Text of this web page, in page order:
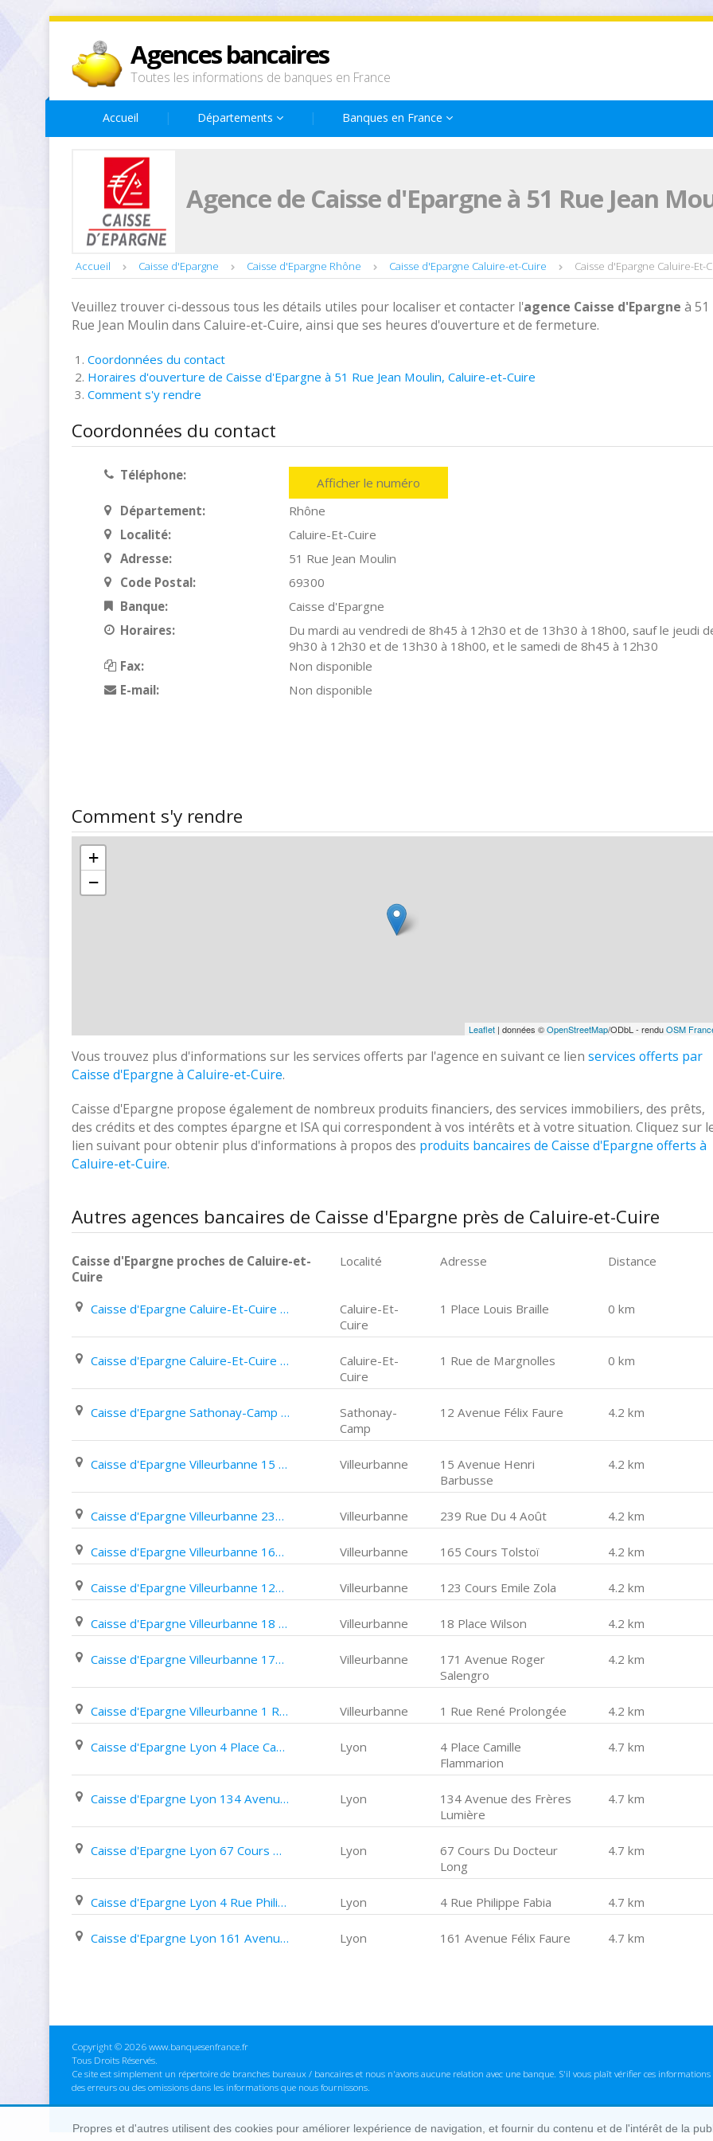
Agences bancaires
Toutes les informations de banques en France
Accueil Départements Banques en France
Agence de Caisse d'Epargne à 51 Rue Jean
Accueil Caisse d'Epargne Caisse d'Epargne Rhône Caisse d'Epargne Caluire-et-Cuire Caisse d'Epargne Caluire-Et-
Veuillez trouver ci-dessous tous les détails utiles pour localiser et contacter l'agence Caisse d'Epargne à 51
Rue Jean Moulin dans Caluire-et-Cuire, ainsi que ses heures d'ouverture et de fermeture.
Coordonnées du contact
Horaires d'ouverture de Caisse d'Epargne à 51 Rue Jean Moulin, Caluire-et-Cuire
Comment s'y rendre
Coordonnées du contact
Téléphone:
Afficher le numéro
Département:
Rhône
Localité:
Caluire-Et-Cuire
Adresse:
51 Rue Jean Moulin
Code Postal:
69300
Banque:
Caisse d'Epargne
Horaires:
Du mardi au vendredi de 8h45 à 12h30 et de 13h30 à 18h00, sauf le jeudi
9h30 à 12h30 et de 13h30 à 18h00, et le samedi de 8h45 à 12h30
Fax:
Non disponible
E-mail:
Non disponible
Comment s'y rendre
+
−
Leaflet| données ©OpenStreetMap/ODbL - renduOSM
Vous trouvez plus d'informations sur les services offerts par l'agence en suivant ce lien services offerts par
Caisse d'Epargne à Caluire-et-Cuire.
Caisse d'Epargne propose également de nombreux produits financiers, des services immobiliers, des prêts,
des crédits et des comptes épargne et ISA qui correspondent à vos intérêts et à votre situation. Cliquez sur
lien suivant pour obtenir plus d'informations à propos des produits bancaires de Caisse d'Epargne offerts à
Caluire-et-Cuire.
Autres agences bancaires de Caisse d'Epargne près de Caluire-et-Cuire
Caisse d'Epargne proches de Caluire-et-
Cuire
Localité Adresse Distance
Caisse d'Epargne Caluire-Et-Cuire 1 Place Louis Braille
Caluire-Et-
Cuire
1 Place Louis Braille 0 km
Caisse d'Epargne Caluire-Et-Cuire 1 Rue de Margnolles
Caluire-Et-
Cuire
1 Rue de Margnolles 0 km
Caisse d'Epargne Sathonay-Camp 12 Avenue Félix Faure
Sathonay-
Camp
12 Avenue Félix Faure 4.2 km
Caisse d'Epargne Villeurbanne 15 Avenue Henri Barbusse Villeurbanne
15 Avenue Henri
Barbusse
4.2 km
Caisse d'Epargne Villeurbanne 239 Rue Du 4 Août Villeurbanne 239 Rue Du 4 Août 4.2 km
Caisse d'Epargne Villeurbanne 165 Cours Tolstoï Villeurbanne 165 Cours Tolstoï 4.2 km
Caisse d'Epargne Villeurbanne 123 Cours Emile Zola Villeurbanne 123 Cours Emile Zola 4.2 km
Caisse d'Epargne Villeurbanne 18 Place Wilson Villeurbanne 18 Place Wilson 4.2 km
Caisse d'Epargne Villeurbanne 171 Avenue Roger Salengro Villeurbanne
171 Avenue Roger
Salengro
4.2 km
Caisse d'Epargne Villeurbanne 1 Rue René Prolongée Villeurbanne 1 Rue René Prolongée 4.2 km
Caisse d'Epargne Lyon 4 Place Camille Flammarion Lyon
4 Place Camille
Flammarion
4.7 km
Caisse d'Epargne Lyon 134 Avenue des Frères Lumière Lyon
134 Avenue des Frères
Lumière
4.7 km
Caisse d'Epargne Lyon 67 Cours Du Docteur Long Lyon
67 Cours Du Docteur
Long
4.7 km
Caisse d'Epargne Lyon 4 Rue Philippe Fabia Lyon 4 Rue Philippe Fabia 4.7 km
Caisse d'Epargne Lyon 161 Avenue Félix Faure Lyon 161 Avenue Félix Faure 4.7 km
Copyright © 2026 www.banquesenfrance.fr
Tous Droits Réservés.
Ce site est simplement un répertoire de branches bureaux / bancaires et nous n'avons aucune relation avec une banque. S'il vous plaît vérifier ces
des erreurs ou des omissions dans les informations que nous fournissons.
Propres et d'autres utilisent des cookies pour améliorer lexpérience de navigation, et fournir du contenu et de l'intérêt de la